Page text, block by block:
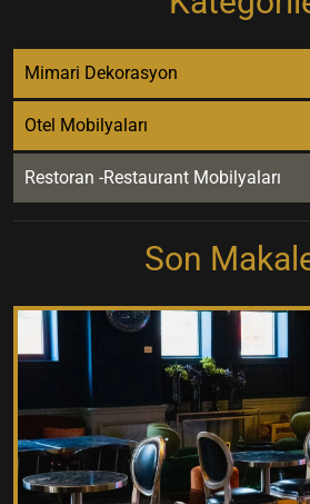
Mimari Dekorasyon
Otel Mobilyaları
Restoran -Restaurant Mobilyaları
Son